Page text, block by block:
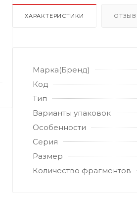
ХАРАКТЕРИСТИКИ
Марка(Бренд)
Код
Тип
Варианты упаковок
Особенности
Серия
Размер
Количество фрагментов